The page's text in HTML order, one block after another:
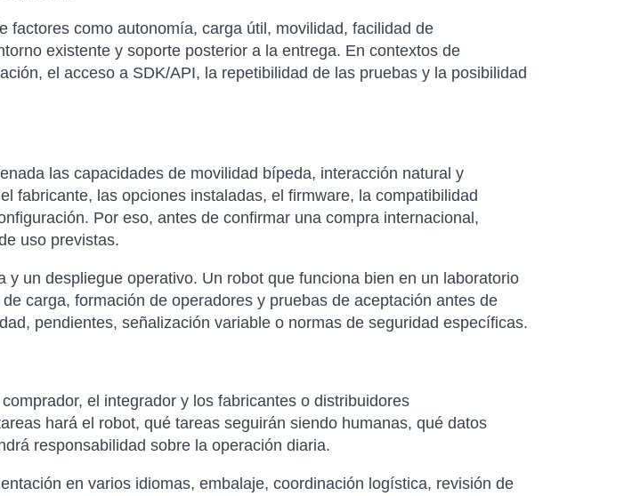
factores como autonomía, carga útil, movilidad, facilidad de
existente y soporte posterior a la entrega. En contextos de
el acceso a SDK/API, la repetibilidad de las pruebas y la posibilidad
las capacidades de movilidad bípeda, interacción natural y
fabricante, las opciones instaladas, el firmware, la compatibilidad
Por eso, antes de confirmar una compra internacional,
uso previstas.
un despliegue operativo. Un robot que funciona bien en un laboratorio
carga, formación de operadores y pruebas de aceptación antes de
pendientes, señalización variable o normas de seguridad específicas.
el integrador y los fabricantes o distribuidores
hará el robot, qué tareas seguirán siendo humanas, qué datos
responsabilidad sobre la operación diaria.
en varios idiomas, embalaje, coordinación logística, revisión de